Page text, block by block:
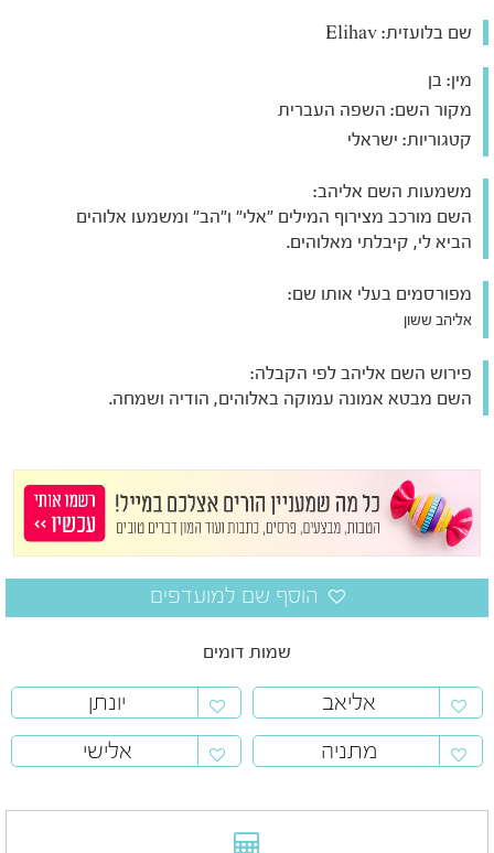
שם בלועזית:
מין: בן
מקור השם: השפה העברית
קטגוריות: ישראלי
משמעות השם אליהב:
השם מורכב מצירוף המילים "אלי" ו"הב" ומשמעו אלוהים
הביא לי, קיבלתי מאלוהים.
מפורסמים בעלי אותו שם:
אליהב ששון
פירוש השם אליהב לפי הקבלה:
השם מבטא אמונה עמוקה באלוהים, הודיה ושמחה.
שמות דומים
אליאב
יונתן
מתניה
אלישי